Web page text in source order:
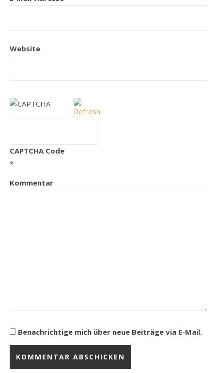
Website
CAPTCHA Code
*
Kommentar
Benachrichtige mich über neue Beiträge via E-Mail.